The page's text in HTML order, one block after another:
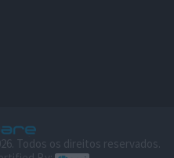
Todos os direitos reservados.